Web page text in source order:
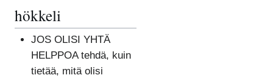
hökkeli
JOS OLISI YHTÄ
HELPPOA tehdä, kuin
tietää, mitä olisi